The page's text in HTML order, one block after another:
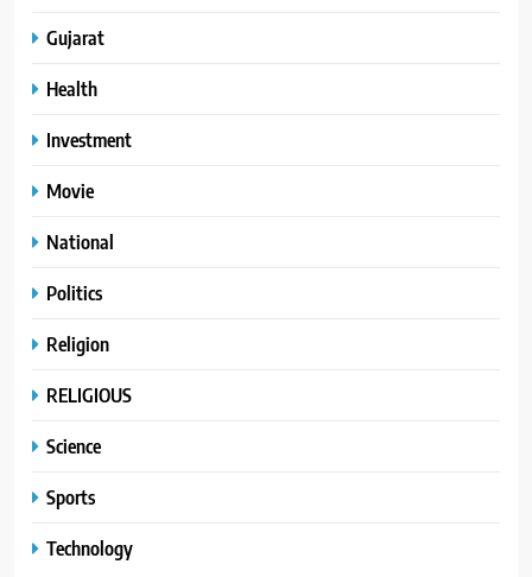
Gujarat
Health
Investment
Movie
National
Politics
Religion
RELIGIOUS
Science
Sports
Technology